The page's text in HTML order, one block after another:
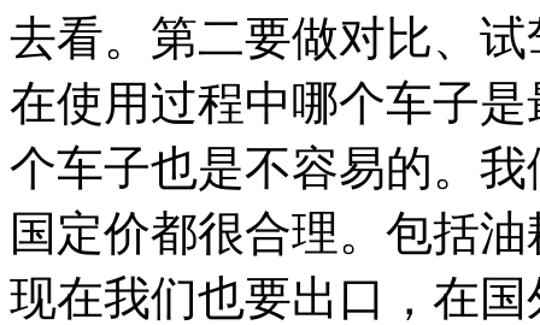
去看。第二要做对比、
在使用过程中哪个车子
个车子也是不容易的。
国定价都很合理。包括
现在我们也要出口，在